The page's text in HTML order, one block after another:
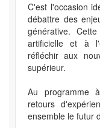
C'est l'occasion
débattre des
générative.
artificielle et à
réfléchir aux
supérieur.
Au programme
retours
ensemble le futur